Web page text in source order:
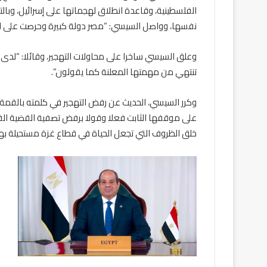
الفلسطينية، وقاعدة انطلاق لهجماتها على إسرائيل،
نفسها، وواصل السيسي: “مصر دولة كبيرة وحرصت على
وعلق السيسي ساخرا على محاولات التهجير، وقائلا:
تنتهي من مهمتها المعلنة كما يقولون”.
على موقفها الثابت فعلا وقولا برفض تصفية القضية
خلق الظروف التي تجعل الحياة في قطاع غزة